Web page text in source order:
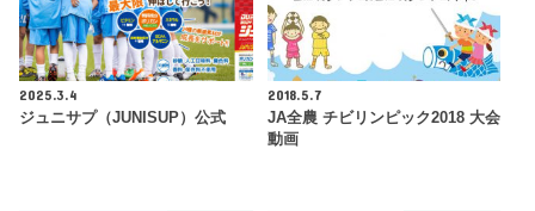
2025.3.4
ジュニサプ（JUNISUP）公式
2018.5.7
JA全農 チビリンピック2018 大会
動画